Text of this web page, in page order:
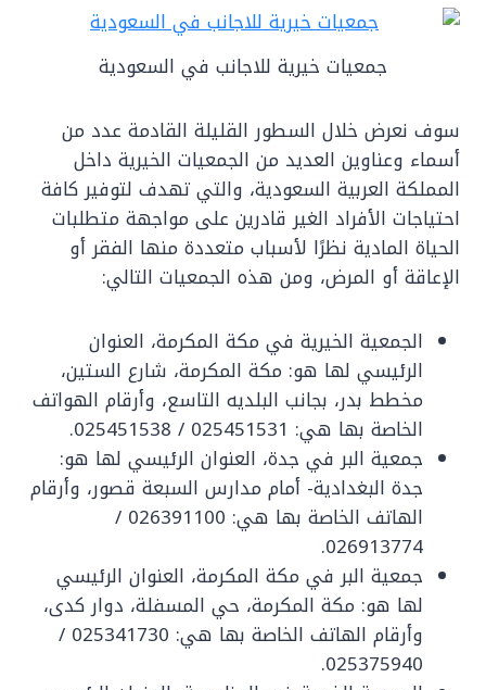
جمعيات خيرية للاجانب في السعودية
سوف نعرض خلال السطور القليلة القادمة عدد من
أسماء وعناوين العديد من الجمعيات الخيرية داخل
المملكة العربية السعودية، والتي تهدف لتوفير كافة
احتياجات الأفراد الغير قادرين على مواجهة متطلبات
الحياة المادية نظرًا لأسباب متعددة منها الفقر أو
الإعاقة أو المرض، ومن هذه الجمعيات التالي:
الجمعية الخيرية في مكة المكرمة، العنوان
الرئيسي لها هو: مكة المكرمة، شارع الستين،
مخطط بدر، بجانب البلديه التاسع، وأرقام الهواتف
الخاصة بها هي: 025451531 / 025451538.
جمعية البر في جدة، العنوان الرئيسي لها هو:
جدة البغدادية- أمام مدارس السبعة قصور، وأرقام
الهاتف الخاصة بها هي: 026391100 /
026913774.
جمعية البر في مكة المكرمة، العنوان الرئيسي
لها هو: مكة المكرمة، حي المسفلة، دوار كدى،
وأرقام الهاتف الخاصة بها هي: 025341730 /
025375940.